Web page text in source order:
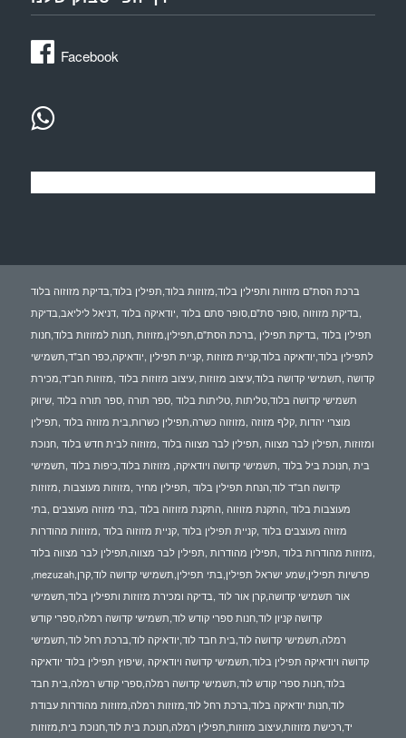
Facebook
ברכת הסת"ם מזוזות ותפילין בלוד,מזוזות בלוד,תפילין בלוד,בדיקת מזוזוה בלוד
,בדיקת מזוזוה ,סופר סת"ם,סופר סתם בלוד ,יודאיקה בלוד ,דניאל ליליאב,בדיקת
תפילין בלוד ,בדיקת תפילין ,ברכת הסת"ם,תפילין,מזוזות ,חנות למזוזות בלוד,חנות
לתפילין בלוד,יודאיקה בלוד,קניית מזוזות ,קניית תפילין ,יודאיקה,כפר חב"ד,תשמישי
קדושה ,תשמישי קדושה בלוד,עיצוב מזוזות ,עיצוב מזוזות בלוד ,מזוזות חב"ד,מכירת
תשמישי קדושה בלוד,טליתות ,טליתות בלוד ,ספר תורה ,ספר תורה בלוד ,שיווק
מוצרי יהדות ,קלף מזוזה ,מזוזוה כשרה,תפילין כשרות,בית מזוזה בלוד ,תפילין
ומזוזות ,תפילין לבר מצווה ,תפילין לבר מצווה בלוד ,מזוזוה לבית חדש בלוד ,חנוכת
בית ,חנוכת ביל בלוד ,תשמישי קדושה ויודאיקה, מזוזות בלוד,כיפות בלוד ,תשמישי
קדושה חב"ד לוד,הנחת תפילין בלוד ,תפילין מחיר ,מזוזות מעוצבות ,מזוזות
מעוצבות בלוד ,התקנת מזוזוה ,התקנת מזוזוה בלוד ,בתי מזוזה מעוצבים ,בתי
מזוזה מעוצבים בלוד ,קניית תפילין בלוד ,קניית מזוזוה בלוד ,מזוזות מהודרות
,מזוזות מהודרות בלוד ,תפילין מהודרות ,תפילין לבר מצווה,תפילין לבר מצווה בלוד
,mezuzah,פרשיות תפילין,שמע ישראל תפילין,בתי תפילין,תשמישי קדושה לוד,קרן
אור תשמישי קדושה,קרן אור לוד ,בדיקה ומכירת מזוזות ותפילין בלוד,תשמישי
קדושה קניון לוד,חנות ספרי קודש לוד,תשמישי קדושה רמלה,ספרי קודש
רמלה,תשמישי קדושה לוד,בית חבד לוד,יודאיקה לוד,ברכת רחל לוד,תשמישי
קדושה ויודאיקה תפילין בלוד,תשמישי קדושה ויודאיקה ,שיפוץ תפילין בלוד יודאיקה
בלוד,חנות ספרי קודש לוד,תשמישי קדושה רמלה,ספרי קודש רמלה,בית חבד
לוד,חנות יודאיקה בלוד,ברכת רחל לוד,מזוזות רמלה,מזוזות מהודרות עבודת
יד,רכישת מזוזות,עיצוב מזוזות,תפילין רמלה,חנוכת בית לוד,חנוכת בית,מזוזות